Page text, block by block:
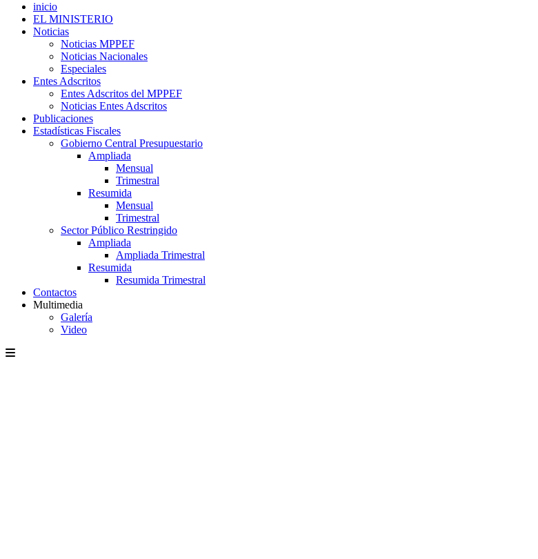
inicio
EL MINISTERIO
Noticias
Noticias MPPEF
Noticias Nacionales
Especiales
Entes Adscritos
Entes Adscritos del MPPEF
Noticias Entes Adscritos
Publicaciones
Estadísticas Fiscales
Gobierno Central Presupuestario
Ampliada
Mensual
Trimestral
Resumida
Mensual
Trimestral
Sector Público Restringido
Ampliada
Ampliada Trimestral
Resumida
Resumida Trimestral
Contactos
Multimedia
Galería
Video